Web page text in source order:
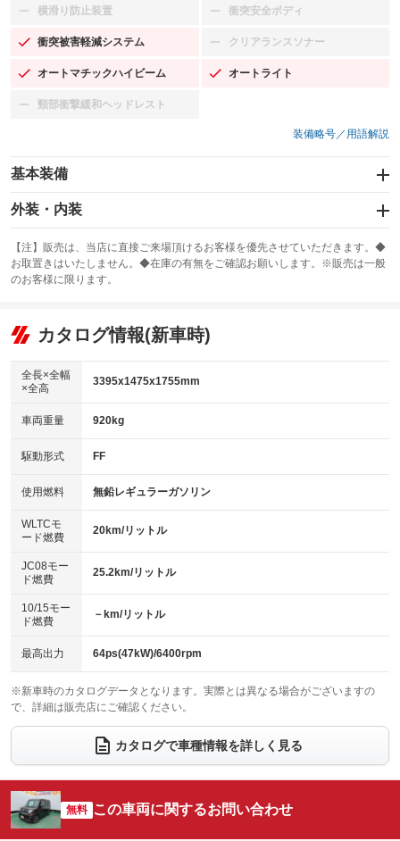
横滑り防止装置
：装備なし 衝突安全ボディ
：装備なし
衝突被害軽減システム
：装備あり クリアランスソナー
：装備なし
オートマチックハイビーム
：装備あり オートライト
：装備あり
頸部衝撃緩和ヘッドレスト
：装備なし
装備略号／用語解説
基本装備
エアバッグ：運転席/助手席
：装備あり
：装備なし
サンルーフ
：装備なし ABS
リフトアップ
：装備なし
：装備なし
パワーウィンドウ
アイドリングストップ
：装備あり
USB入力端子
：装備なし
100V電源
：装備なし
センターデフロック
：装備なし
電動格納ミラー
：装備あり
外装・内装
カーナビ
：装備なし
TV
：装備なし
ビジュアル
：装備なし
：装備あり
革シート
キーレス
HID(キセノンライト)
：装備なし
バックカメラ
：装備なし
エアロ
：装備なし
：装備なし
パワーシート
ベンチシート
：装備なし
チップアップシート
：装備なし
：装備なし ：装備あり
ウォークスルー
：装備なし
電動リアゲート フロントカメラ
：装備なし
：装備なし ：装備なし
サイドカメラ
：装備なし ルーフレール
：装備なし
【注】販売は、当店に直接ご来場頂けるお客様を優先させていただきます。◆
お取置きはいたしません。◆在庫の有無をご確認お願いします。※販売は一般
のお客様に限ります。
カタログ情報(新車時)
全長×全幅
×全高
3395x1475x1755mm
車両重量 920kg
駆動形式 FF
使用燃料 無鉛レギュラーガソリン
WLTCモ
ード燃費
20km/リットル
JC08モー
ド燃費
25.2km/リットル
10/15モー
ド燃費
－km/リットル
最高出力 64ps(47kW)/6400rpm
※新車時のカタログデータとなります。実際とは異なる場合がございますの
で、詳細は販売店にご確認ください。
カタログで車種情報を詳しく見る
無料 この車両に関するお問い合わせ